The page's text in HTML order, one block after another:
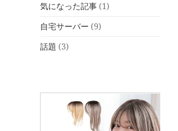
気になった記事 (1)
自宅サーバー (9)
話題 (3)